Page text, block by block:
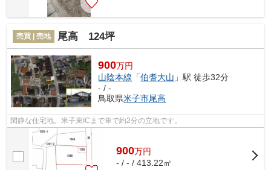
売買 | 売地 尾高 124坪
900万円
山陰本線 「伯耆大山 」駅 徒歩32分
- / -
鳥取県米子市尾高
閑静な住宅地。米子東ICまで車で約2分の立地です。
900万円
- / - / 413.22㎡